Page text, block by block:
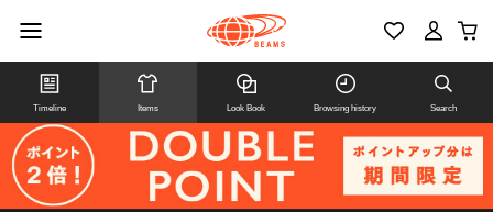
Timeline Items Look Book Browsing history Search